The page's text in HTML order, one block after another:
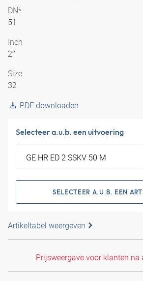
DN*
51
Inch
2″
Size
32
PDF downloaden
Selecteer a.u.b. een uitvoering
SELECTEER A.U.B. EEN
Artikeltabel weergeven
Prijsweergave voor klanten na